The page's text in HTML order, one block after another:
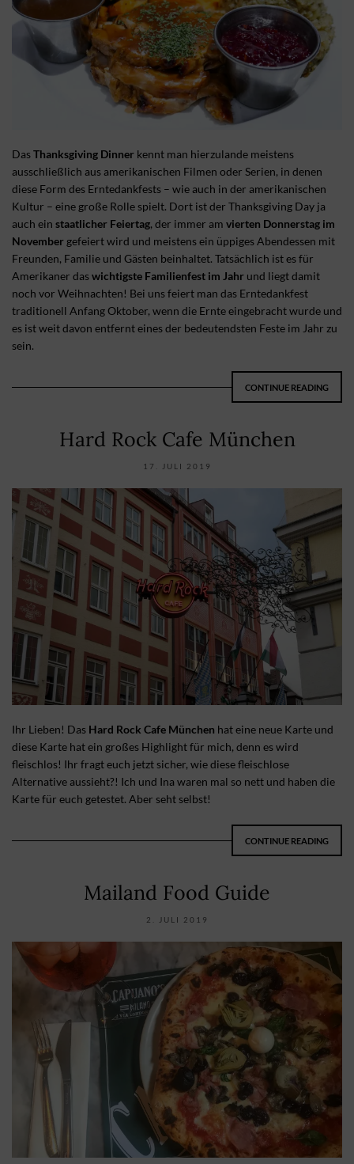
DasThanksgiving Dinner kennt man hierzulande meistens
ausschließlich aus amerikanischen Filmen oder Serien, in denen
diese Form des Erntedankfests – wie auch in der amerikanischen
Kultur – eine große Rolle spielt. Dort ist der Thanksgiving Day ja
auch ein staatlicher Feiertag, der immer am vierten Donnerstag im
November gefeiert wird und meistens ein üppiges Abendessen mit
Freunden, Familie und Gästen beinhaltet. Tatsächlich ist es für
Amerikaner daswichtigste Familienfest im Jahr und liegt damit
noch vor Weihnachten! Bei uns feiert man das Erntedankfest
traditionell Anfang Oktober, wenn die Ernte eingebracht wurde und
es ist weit davon entfernt eines der bedeutendsten Feste im Jahr zu
sein.
CONTINUE READING
Hard Rock Cafe München
17. JULI 2019
Ihr Lieben! Das Hard Rock Cafe München hat eine neue Karte und
diese Karte hat ein großes Highlight für mich, denn es wird
fleischlos! Ihr fragt euch jetzt sicher, wie diese fleischlose
Alternative aussieht?! Ich und Ina waren mal so nett und haben die
Karte für euch getestet. Aber seht selbst!
CONTINUE READING
Mailand Food Guide
2. JULI 2019